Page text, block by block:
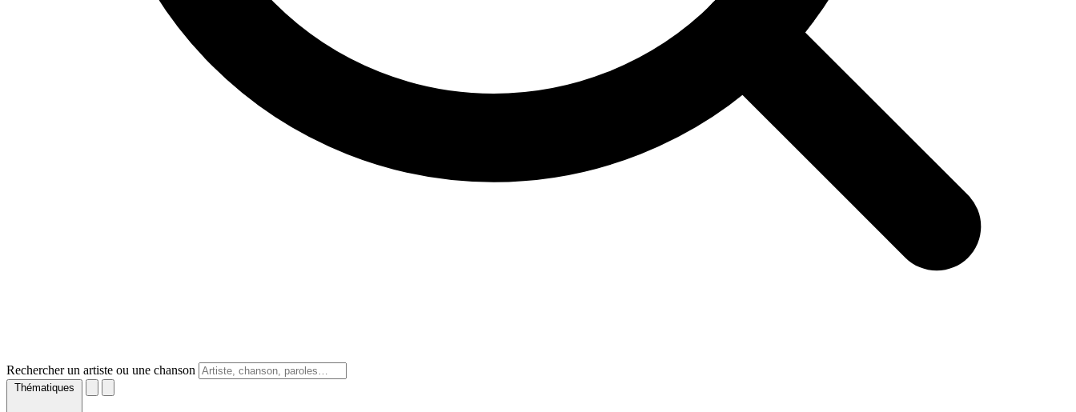
Rechercher un artiste ou une chanson
Thématiques